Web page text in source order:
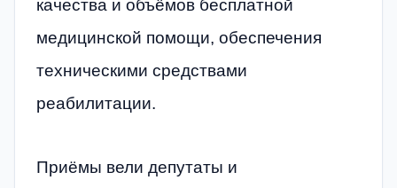
качества и объёмов бесплатной
медицинской помощи, обеспечения
техническими средствами
реабилитации.
Приёмы вели депутаты и